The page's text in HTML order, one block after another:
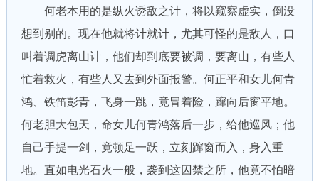
何老本用的是纵火诱敌之计，将以窥察虚实，倒没
想到别的。现在他就将计就计，尤其可怪的是敌人，口
叫着调虎离山计，他们却到底要被调，要离山，有些人
忙着救火，有些人又去到外面报警。何正平和女儿何青
鸿、铁笛彭青，飞身一跳，竟冒着险，蹿向后窗平地。
何老胆大包天，命女儿何青鸿落后一步，给他巡风；他
自己手提一剑，竟顿足一跃，立刻蹿窗而入，身入重
地。直如电光石火一般，袭到这囚禁之所，他竟不怕暗